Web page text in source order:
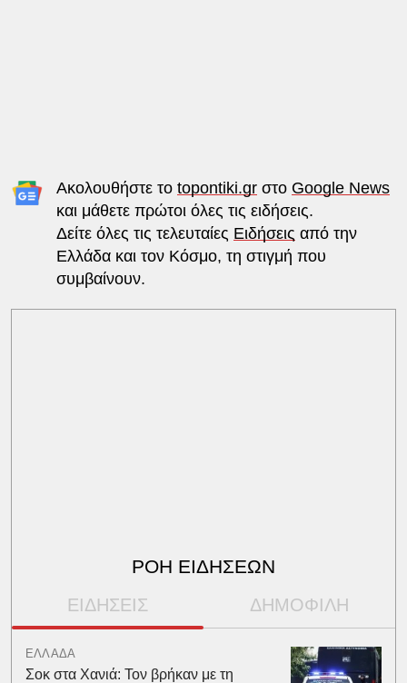
Ακολουθήστε το topontiki.grστο Google News
και μάθετε πρώτοι όλες τις ειδήσεις.
Δείτε όλες τις τελευταίες Ειδήσεις από την
Ελλάδα και τον Κόσμο, τη στιγμή που
συμβαίνουν.
ΡΟΗ ΕΙΔΗΣΕΩΝ
ΕΙΔΗΣΕΙΣ ΔΗΜΟΦΙΛΗ
ΕΛΛΑΔΑ
Σοκ στα Χανιά: Τον βρήκαν με τη